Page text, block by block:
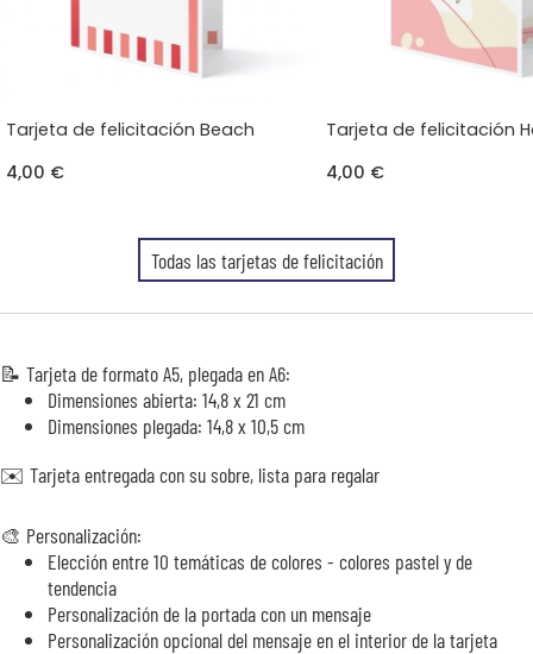
Tarjeta de felicitación Beach
4,00 €
Tarjeta de felicitación
4,00 €
Todas las tarjetas de felicitación
📝 Tarjeta de formato A5, plegada en A6:
Dimensiones abierta: 14,8 x 21 cm
Dimensiones plegada: 14,8 x 10,5 cm
✉️ Tarjeta entregada con su sobre, lista para regalar
🎨 Personalización:
Elección entre 10 temáticas de colores - colores pastel y de
tendencia
Personalización de la portada con un mensaje
Personalización opcional del mensaje en el interior de la tarjeta